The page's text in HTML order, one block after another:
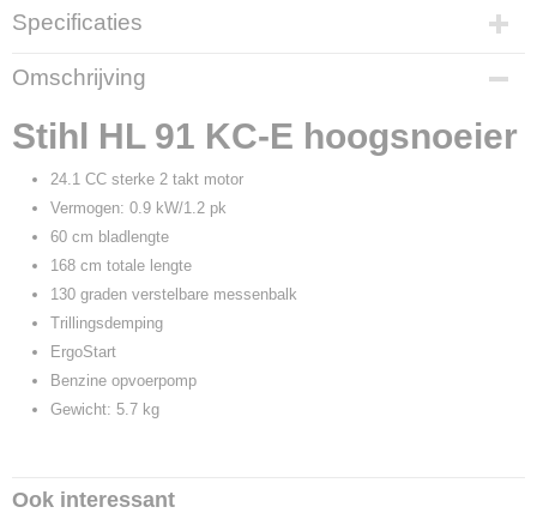
Specificaties
Productcode leverancier
4243 200 0019
Omschrijving
Stihl HL 91 KC-E hoogsnoeier
24.1 CC sterke 2 takt motor
Vermogen: 0.9 kW/1.2 pk
60 cm bladlengte
168 cm totale lengte
130 graden verstelbare messenbalk
Trillingsdemping
ErgoStart
Benzine opvoerpomp
Gewicht: 5.7 kg
Ook interessant